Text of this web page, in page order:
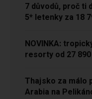
7 důvodů, proč ti
5* letenky za 18
NOVINKA:
resorty od 27
Thajsko za málo
Arabia na